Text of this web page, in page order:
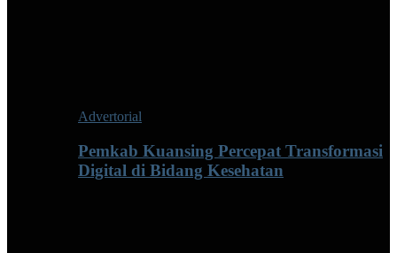
Advertorial
Pemkab Kuansing Percepat Transformasi
Digital di Bidang Kesehatan